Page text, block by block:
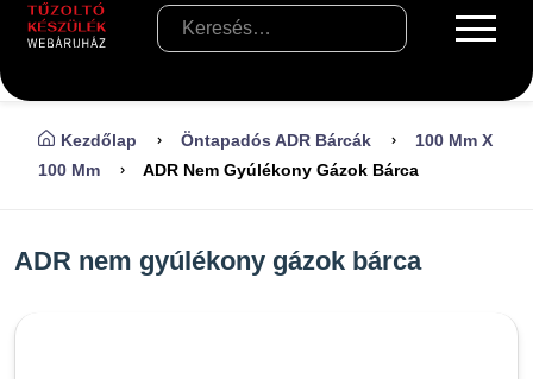
Kezdőlap Öntapadós ADR Bárcák
100 Mm X
100 Mm
ADR Nem Gyúlékony Gázok Bárca
ADR nem gyúlékony gázok bárca